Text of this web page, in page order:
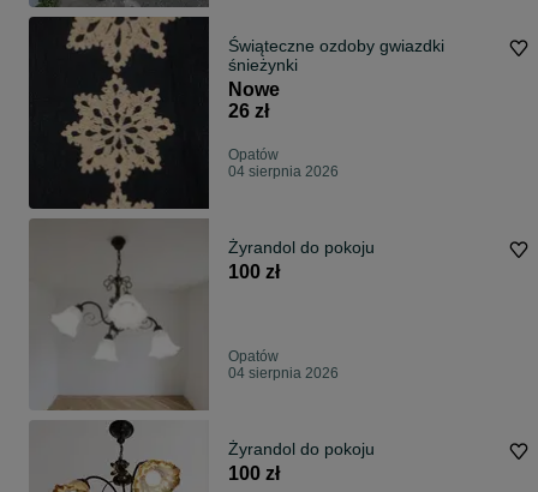
Świąteczne ozdoby gwiazdki
śnieżynki
Nowe
26 zł
Opatów
04 sierpnia 2026
Żyrandol do pokoju
100 zł
Opatów
04 sierpnia 2026
Żyrandol do pokoju
100 zł